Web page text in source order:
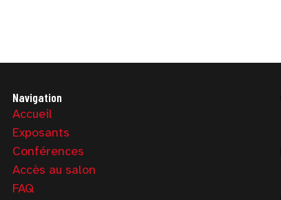
Navigation
Accueil
Exposants
Conférences
Accès au salon
FAQ